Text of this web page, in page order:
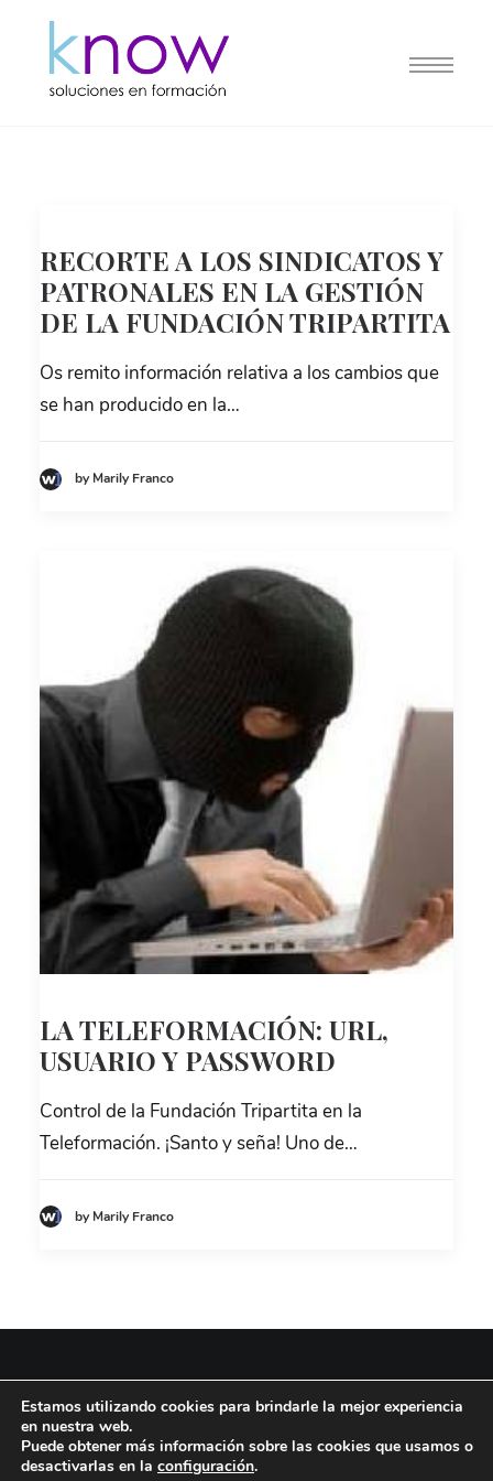
CONSULTORÍA FUNDAE
EXPRESS 1 HR.
INFORMATIVA
RECORTE A LOS SINDICATOS Y
PATRONALES EN LA GESTIÓN
DE LA FUNDACIÓN TRIPARTITA
Os remito información relativa a los cambios que
se han producido en la…
by Marily Franco
LA TELEFORMACIÓN: URL,
USUARIO Y PASSWORD
Control de la Fundación Tripartita en la
Teleformación. ¡Santo y seña! Uno de…
by Marily Franco
© 2026 Know Soluciones en Formación |Aviso legal| Privacidad|Cookies
Estamos utilizando cookies para brindarle la mejor experiencia
en nuestra web.
Puede obtener más información sobre las cookies que usamos o
desactivarlas en la configuración.